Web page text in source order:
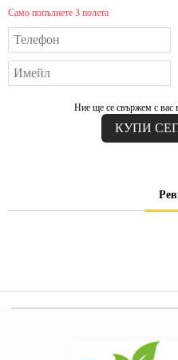
Само попълнете 3 полета
Ние ще се свържем с вас